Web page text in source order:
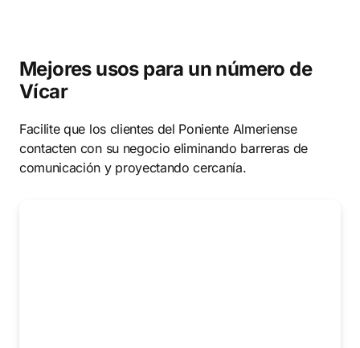
Mejores usos para un número de
Vícar
Facilite que los clientes del Poniente Almeriense
contacten con su negocio eliminando barreras de
comunicación y proyectando cercanía.